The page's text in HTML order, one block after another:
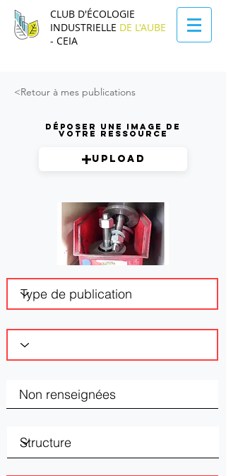
CLUB D'ÉCOLOGIE
INDUSTRIELLE DE L'AUBE
- CEIA
<Retour à mes publications
Déposer une image de
votre ressource
Upload